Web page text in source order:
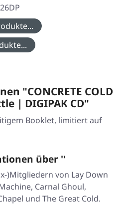
"CONCRETE COLD
| DIGIPAK CD"
Booklet, limitiert auf
über ''
)Mitgliedern von Lay Down
Carnal Ghoul,
und The Great Cold.